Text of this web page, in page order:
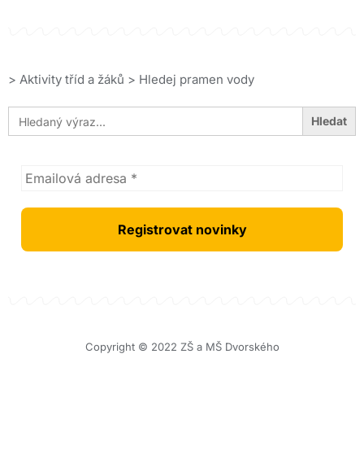
> Aktivity tříd a žáků > Hledej pramen vody
Search
for:
Copyright © 2022 ZŠ a MŠ Dvorského